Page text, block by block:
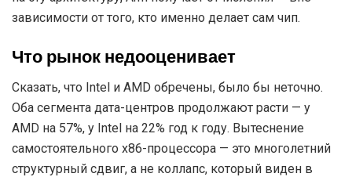
зависимости от того, кто именно делает сам чип.
Что рынок недооценивает
Сказать, что Intel и AMD обречены, было бы неточно.
Оба сегмента дата-центров продолжают расти — у
AMD на 57%, у Intel на 22% год к году. Вытеснение
самостоятельного x86-процессора — это многолетний
структурный сдвиг, а не коллапс, который виден в